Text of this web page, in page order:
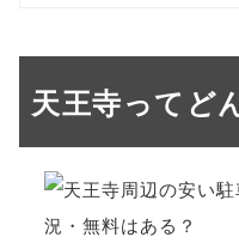
天王寺ってど